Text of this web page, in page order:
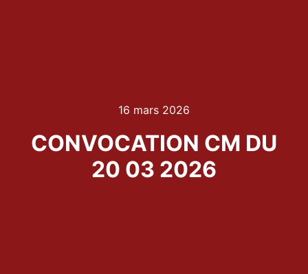
16 mars 2026
CONVOCATION CM DU
20 03 2026